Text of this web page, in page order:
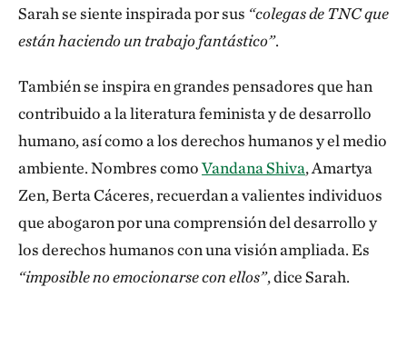
Sarah se siente inspirada por sus “colegas de TNC que
están haciendo un trabajo fantástico”.
También se inspira en grandes pensadores que han
contribuido a la literatura feminista y de desarrollo
humano, así como a los derechos humanos y el medio
ambiente. Nombres comoVandana Shiva, Amartya
Zen, Berta Cáceres, recuerdan a valientes individuos
que abogaron por una comprensión del desarrollo y
los derechos humanos con una visión ampliada. Es
“imposible no emocionarse con ellos”, dice Sarah.